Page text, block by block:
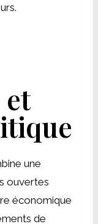
une
ouvertes
économique
de